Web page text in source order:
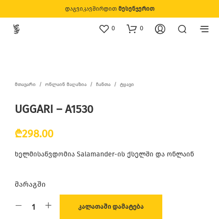
დაგვიკავშირდით მესენჯერით
0 0
ᲛᲗᲐᲕᲐᲠᲘ / ᲝᲜᲚᲐᲘᲜ ᲛᲐᲦᲐᲖᲘᲐ / ᲩᲐᲜᲗᲐ / ᲢᲧᲐᲕᲘ
UGGARI – A1530
₾298.00
ხელმისაწვდომია Salamander-ის ქსელში და ონლაინ
მარაგში
ᲙᲐᲚᲐᲗᲐᲨᲘ ᲓᲐᲛᲐᲢᲔᲑᲐ